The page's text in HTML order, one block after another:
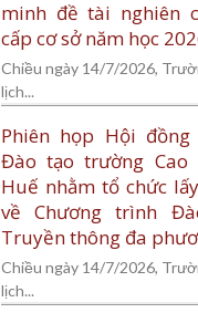
minh đề tài nghiên
cấp cơ sở năm học
Chiều ngày 14/7/2026,
lịch...
Phiên họp Hội đồng
Đào tạo trường Cao
Huế nhằm tổ chức
về Chương trình
Truyền thông đa
Chiều ngày 14/7/2026,
lịch...